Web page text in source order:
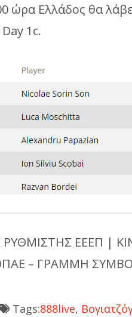
ώρα Ελλάδος θα
1c.
ΕΕΕΠ |
– ΓΡΑΜΜΗ
Tags:888live,